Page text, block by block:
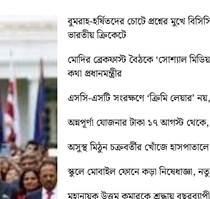
বুমরাহ-হর্ষিতদের চোটে প্রশ্নের মুখে
ভারতীয় ক্রিকেটে
মোদির ব্রেকফাস্ট বৈঠকে ‘সোশ্যাল
কথা প্রধানমন্ত্রীর
এসসি-এসটি সংরক্ষণে ‘ক্রিমি লেয়ার’
অন্নপূর্ণা যোজনার টাকা ১৭ আগস্ট
অসুস্থ মিঠুন চক্রবর্তীর খোঁজে হাসপাতালে
স্কুলে মোবাইল ফোনে কড়া নিষেধাজ্ঞা,